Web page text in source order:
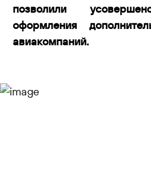
позволили
оформления
авиакомпаний.